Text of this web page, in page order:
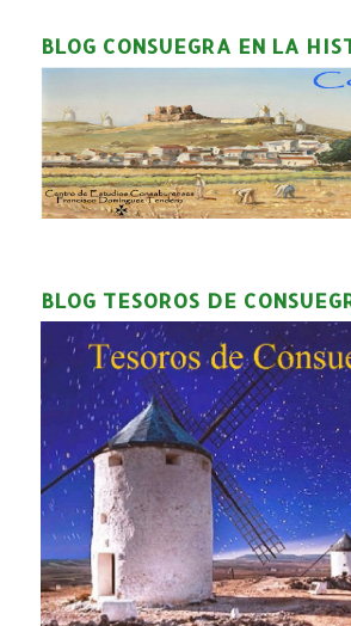
BLOG CONSUEGRA EN LA
BLOG TESOROS DE